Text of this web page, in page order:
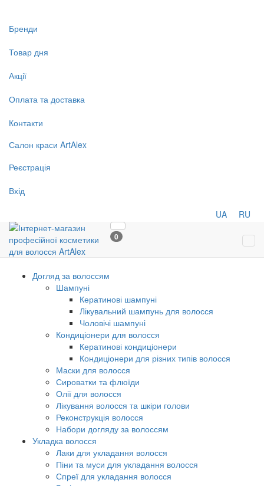
Бренди
Товар дня
Акції
Оплата та доставка
Контакти
Салон краси ArtAlex
Реєстрація
Вхід
UA RU
0
Догляд за волоссям
Шампуні
Кератинові шампуні
Лікувальний шампунь для волосся
Чоловічі шампуні
Кондиціонери для волосся
Кератинові кондиціонери
Кондиціонери для різних типів волосся
Маски для волосся
Сироватки та флюїди
Олії для волосся
Лікування волосся та шкіри голови
Реконструкція волосся
Набори догляду за волоссям
Укладка волосся
Лаки для укладання волосся
Піни та муси для укладання волосся
Спреї для укладання волосся